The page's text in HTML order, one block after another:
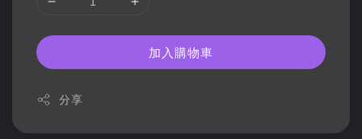
加入購物車
分享